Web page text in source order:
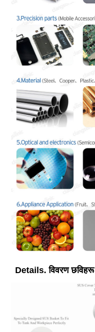
Details. विवरण छविहरू